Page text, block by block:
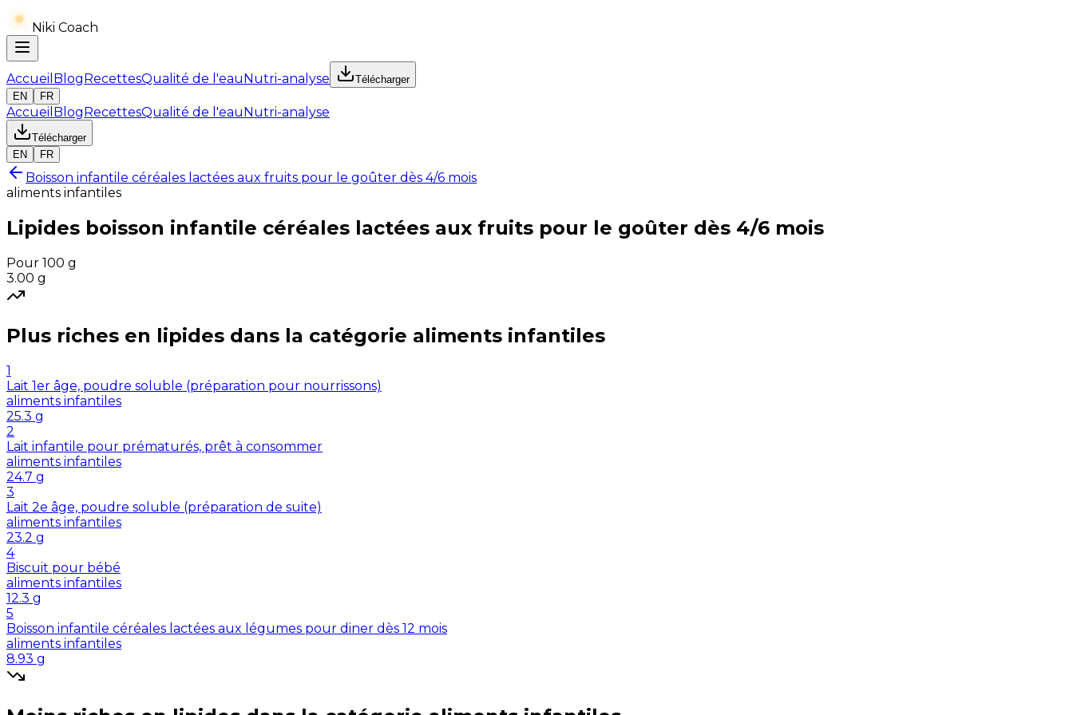
Niki Coach
Accueil BlogRecettesQualité de l'eauNutri-analyse
Télécharger
EN
FR
Accueil BlogRecettesQualité de l'eauNutri-analyse
Télécharger
EN
FR
Boisson infantile céréales lactées aux fruits pour le goûter dès 4/6 mois
aliments infantiles
Lipides boisson infantile céréales lactées aux fruits pour le goûter dès 4/6 mois
Pour 100 g
3.00 g
Plus riches en lipides dans la catégorie aliments infantiles
1
Lait 1er âge, poudre soluble (préparation pour nourrissons)
aliments infantiles
25.3 g
2
Lait infantile pour prématurés, prêt à consommer
aliments infantiles
24.7 g
3
Lait 2e âge, poudre soluble (préparation de suite)
aliments infantiles
23.2 g
4
Biscuit pour bébé
aliments infantiles
12.3 g
5
Boisson infantile céréales lactées aux légumes pour diner dès 12 mois
aliments infantiles
8.93 g